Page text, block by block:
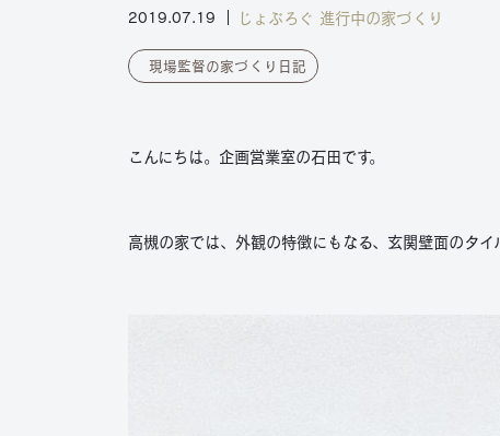
2019.07.19 じょぶろぐ 進行中の家づくり
現場監督の家づくり日記
こんにちは。企画営業室の石田です。
高槻の家では、外観の特徴にもなる、玄関壁面のタイ